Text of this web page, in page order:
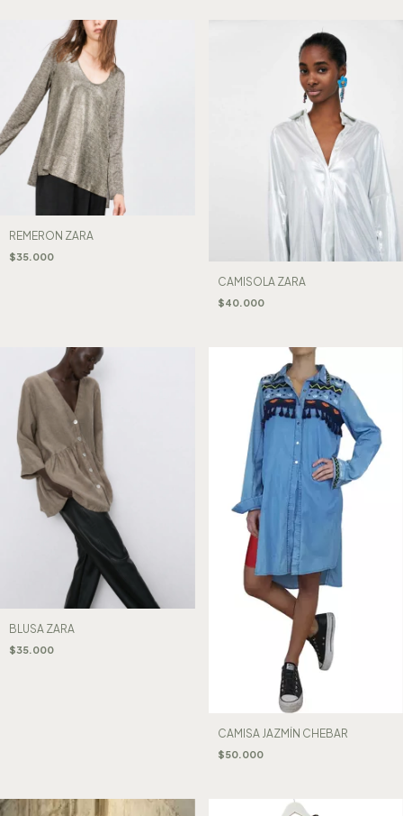
REMERON ZARA
$35.000
CAMISOLA ZARA
$40.000
BLUSA ZARA
$35.000
CAMISA JAZMÍN CHEBAR
$50.000